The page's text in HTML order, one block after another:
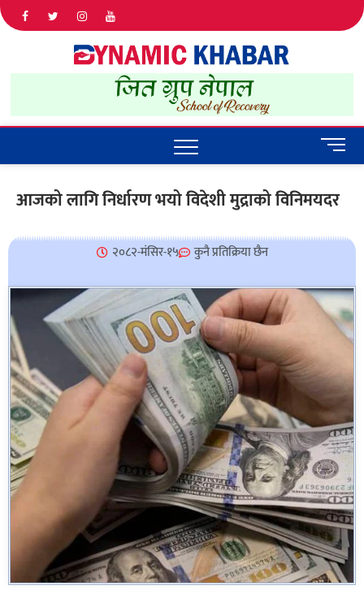
IN NEPAL
M
e
u
u
o
आजको लागि निर्धारण भयो विदेशी मुद्राको विनिमयदर
२०८२-मंसिर-१५ कुनै प्रतिक्रिया छैन